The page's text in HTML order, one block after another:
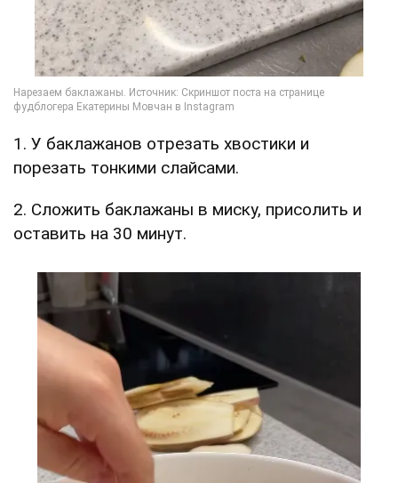
1. У баклажанов отрезать хвостики и
порезать тонкими слайсами.
2. Сложить баклажаны в миску, присолить и
оставить на 30 минут.